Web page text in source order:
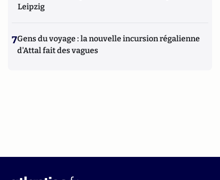
Leipzig
7Gens du voyage : la nouvelle incursion régalienne
d'Attal fait des vagues